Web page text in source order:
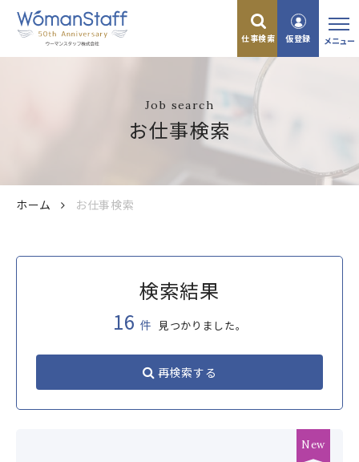
メニュー
仕事検索 仮登録
Job search
お仕事検索
ホーム お仕事検索
検索結果
16 件 見つかりました。
再検索する